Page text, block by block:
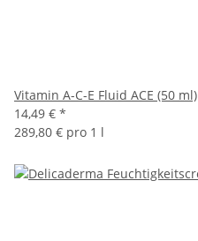
Vitamin A-C-E Fluid ACE (50 ml)
14,49 € *
289,80 € pro 1 l